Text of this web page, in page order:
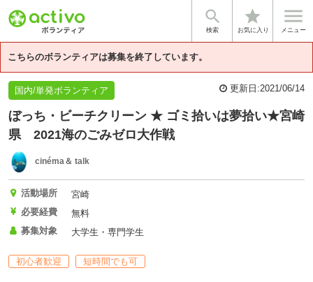

検索
star
お気に入り

メニュー
こちらのボランティアは募集を終了しています。
基本情報 体験談・雰囲気
国内/単発ボランティア 更新日:2021/06/14
ぼっち・ビーチクリーン ★ ゴミ拾いは夢拾い★宮崎
県 2021海のごみゼロ大作戦
cinéma＆ talk
活動場所
宮崎
必要経費
無料
募集対象
大学生・専門学生
初心者歓迎 短時間でも可